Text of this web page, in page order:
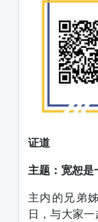
证道
主题： 宽恕是
主内的兄弟
日，与大家